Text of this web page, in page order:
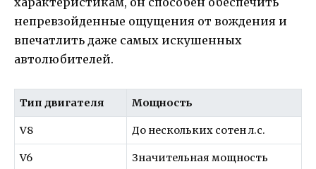
непревзойденные ощущения от вождения и
впечатлить даже самых искушенных
автолюбителей.
Тип двигателя Мощность
V8 До нескольких сотен л.с.
V6 Значительная мощность